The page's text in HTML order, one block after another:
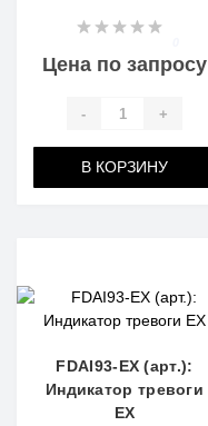
Цена по запросу
- +
В КОРЗИНУ
FDAI93-EX (арт.):
Индикатор тревоги
EX